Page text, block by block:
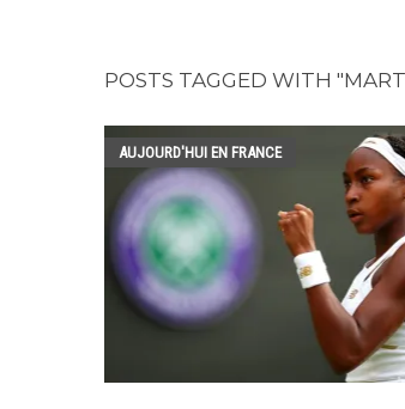
POSTS TAGGED WITH
AUJOURD'HUI EN FRANCE